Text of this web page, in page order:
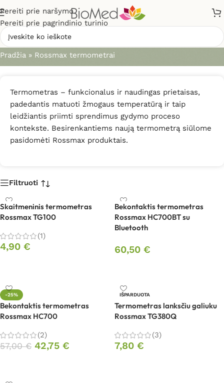
Pereiti prie naršymo
Pereiti prie pagrindinio turinio
Rossmax termometrai
Pradžia » Rossmax termometrai
Termometras – funkcionalus ir naudingas prietaisas,
padedantis matuoti žmogaus temperatūrą ir taip
leidžiantis priimti sprendimus gydymo proceso
kontekste. Besirenkantiems naują termometrą siūlome
pasidomėti Rossmax produktais.
Filtruoti
Skaitmeninis termometras
Rossmax TG100
(1)
4,90 €
Bekontaktis termometras
Rossmax HC700BT su
Bluetooth
60,50 €
-25%
Bekontaktis termometras
Rossmax HC700
(2)
57,00€ 42,75 €
IŠPARDUOTA
Termometras lanksčiu galiuku
Rossmax TG380Q
(3)
7,80 €